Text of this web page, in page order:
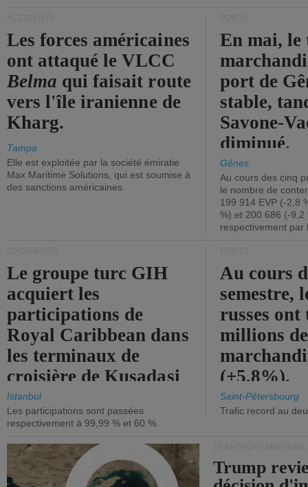
Les forces américaines
ont attaqué le VLCC
Belma qui faisait route
vers l'île iranienne de
Kharg.
Tampa
Elle est exploitée par la société émiratie
Max Maritime Solutions, qui est soumise à
des sanctions américaines.
En mai, le
port de
stable,
Savone-
diminué.
Gênes
Au cours des cinq
le nombre de
199 914 EVP (-2,8
%) et 200 686 (-9,2
respectivement par
Le groupe turc GIH
acquiert les
participations de
Royal Caribbean dans
les terminaux de
croisière de Kusadasi
et de Lisbonne.
Istanbul
Les participations sont passées
respectivement à 99,99 % et 60 %.
Au cours
semestre,
russes
millions
(+5,8%).
Saint-Pétersbourg
Trafic record au
Trump